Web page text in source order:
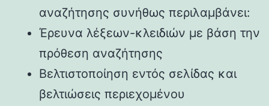
αναζήτησης συνήθως περιλαμβάνει:
Έρευνα λέξεων-κλειδιών με βάση την
πρόθεση αναζήτησης
Βελτιστοποίηση εντός σελίδας και
βελτιώσεις περιεχομένου